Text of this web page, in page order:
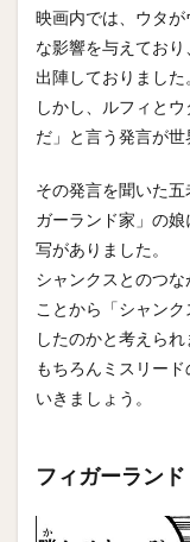
映画内では、ウタ
な影響を与えてお
出陣しておりました
しかし、ルフィと
だ」と言う発言が世
その発言を聞いた
ガーランド家」の
写がありました。
シャンクスとのつ
ことから「シャン
したのかと考えられ
もちろんミスリー
いきましょう。
フィガーラン